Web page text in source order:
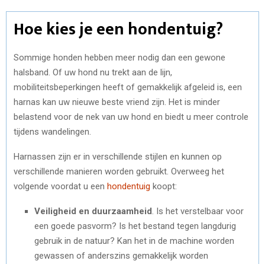
Hoe kies je een hondentuig?
Sommige honden hebben meer nodig dan een gewone
halsband. Of uw hond nu trekt aan de lijn,
mobiliteitsbeperkingen heeft of gemakkelijk afgeleid is, een
harnas kan uw nieuwe beste vriend zijn. Het is minder
belastend voor de nek van uw hond en biedt u meer controle
tijdens wandelingen.
Harnassen zijn er in verschillende stijlen en kunnen op
verschillende manieren worden gebruikt. Overweeg het
volgende voordat u een hondentuig koopt:
Veiligheid en duurzaamheid . Is het verstelbaar voor
een goede pasvorm? Is het bestand tegen langdurig
gebruik in de natuur? Kan het in de machine worden
gewassen of anderszins gemakkelijk worden